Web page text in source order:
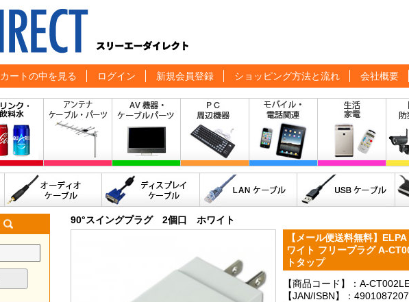
カートの中を見る ログイン 新規会員登録 ショッピング方法と流れ 会社概要
90°スイングプラグ 2個口 ホワイト
【メール便送料無料】
ワイト フリープラグ A-
トタップ
【商品コード】：A-
【JAN/ISBN】：